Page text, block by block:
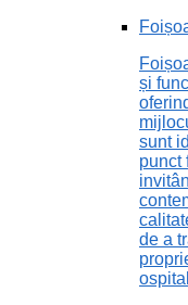
și
sunt
punct
de a